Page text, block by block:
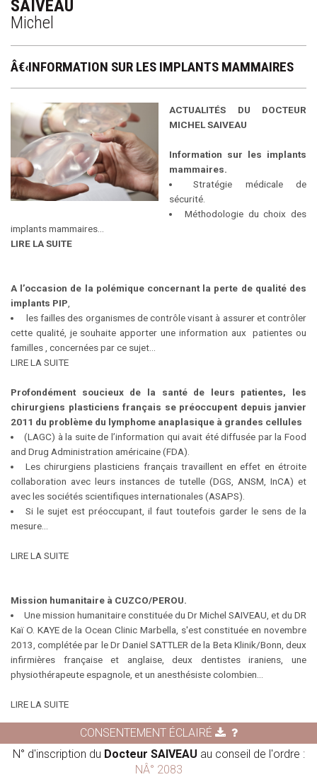
SAIVEAU
Michel
Â€‹INFORMATION SUR LES IMPLANTS MAMMAIRES
ACTUALITÉS DU DOCTEUR
MICHEL SAIVEAU
Information sur les implants
mammaires.
Stratégie médicale de
sécurité.
Méthodologie du choix des
implants mammaires...
LIRE LA SUITE
A l’occasion de la polémique concernant la perte de qualité des
implants PIP
les failles des organismes de contrôle visant à assurer et contrôler
cette qualité, je souhaite apporter une information aux patientes ou
familles , concernées par ce sujet...
LIRE LA SUITE
Profondément soucieux de la santé de leurs patientes, les
chirurgiens plasticiens français se préoccupent depuis janvier
2011 du problème du lymphome anaplasique à grandes cellules
(LAGC) à la suite de l’information qui avait été diffusée par la Food
and Drug Administration américaine (FDA).
Les chirurgiens plasticiens français travaillent en effet en étroite
collaboration avec leurs instances de tutelle (DGS, ANSM, InCA) et
avec les sociétés scientifiques internationales (ASAPS).
Si le sujet est préoccupant, il faut toutefois garder le sens de la
mesure...
LIRE LA SUITE
Mission humanitaire à CUZCO/PEROU.
Une mission humanitaire constituée du Dr Michel SAIVEAU, et du DR
Kaï O. KAYE de la Ocean Clinic Marbella, s'est constituée en novembre
2013, complétée par le Dr Daniel SATTLER de la Beta Klinik/Bonn, deux
infirmières française et anglaise, deux dentistes iraniens, une
physiothérapeute espagnole, et un anesthésiste colombien...
LIRE LA SUITE
CONSENTEMENT ÉCLAIRÉ
N° d'inscription du Docteur SAIVEAU au conseil de l'ordre :
NÂ° 2083